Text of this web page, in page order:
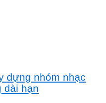
dựng nhóm nhạc
dài hạn